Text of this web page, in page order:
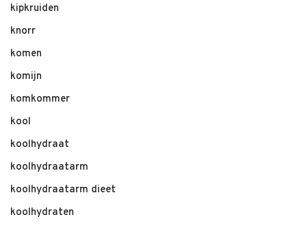
kipkruiden
knorr
komen
komijn
komkommer
kool
koolhydraat
koolhydraatarm
koolhydraatarm dieet
koolhydraten